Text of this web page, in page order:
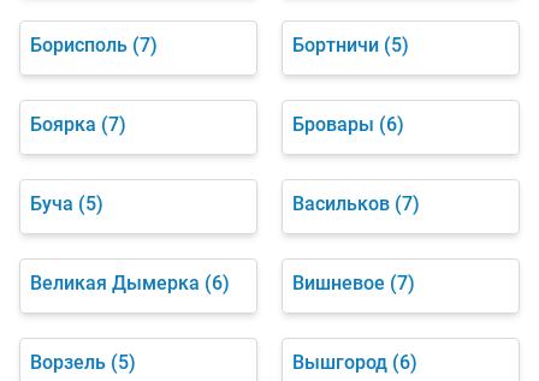
Борисполь (7) Бортничи (5)
Боярка (7) Бровары (6)
Буча (5) Васильков (7)
Великая Дымерка (6) Вишневое (7)
Ворзель (5) Вышгород (6)